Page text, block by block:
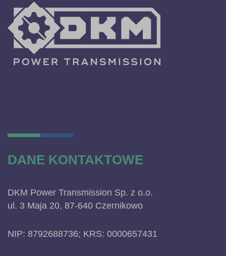
DANE KONTAKTOWE
DKM Power Transmission Sp. z o.o.
ul. 3 Maja 20, 87-640 Czernikowo
NIP: 8792688736; KRS: 0000657431